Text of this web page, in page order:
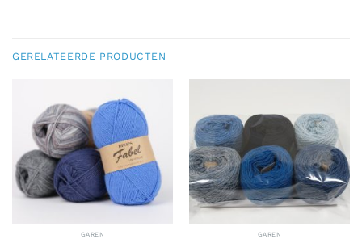
GERELATEERDE PRODUCTEN
GAREN GAREN